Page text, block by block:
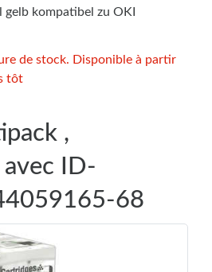
gelb kompatibel zu OKI
de stock. Disponible à partir
tôt
,
ID-
68